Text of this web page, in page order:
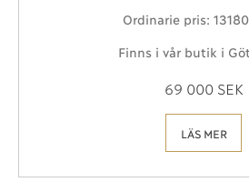
Ordinarie pris:
Finns i vår butik i
69 000 SEK
LÄS MER